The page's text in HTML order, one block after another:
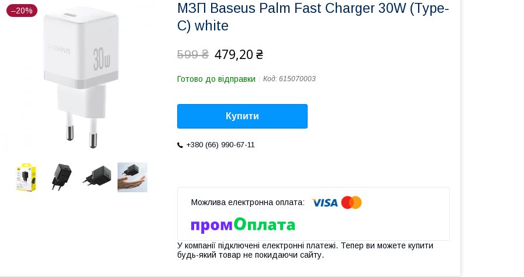
–20%
МЗП Baseus Palm Fast Charger 30W (Type-
C) white
599 ₴ 479,20 ₴
Готово до відправки Код: 615070003
Купити
+380 (66) 990-67-11
У компанії підключені електронні платежі. Тепер ви можете купити
будь-який товар не покидаючи сайту.